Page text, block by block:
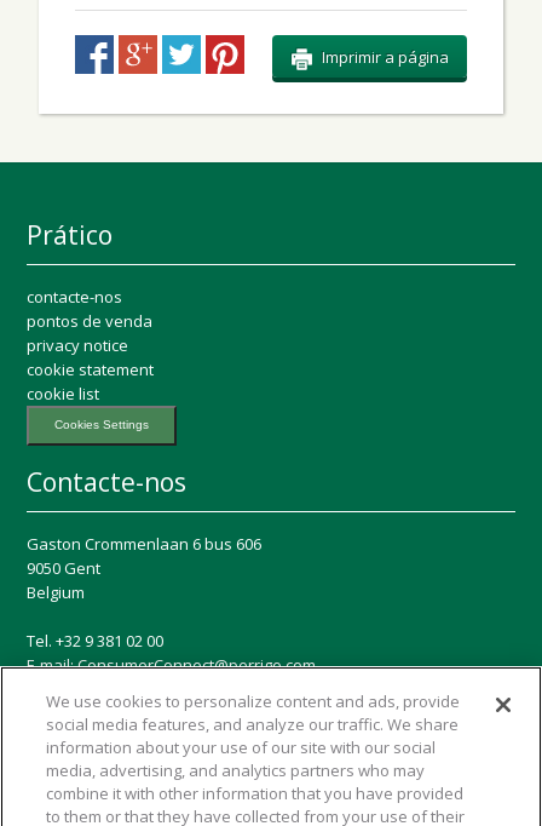
Imprimir a página
Prático
contacte-nos
pontos de venda
privacy notice
cookie statement
cookie list
Cookies Settings
Contacte-nos
Gaston Crommenlaan 6 bus 606
9050 Gent
Belgium
Tel. +32 9 381 02 00
E-mail:ConsumerConnect@perrigo.com
Meios de comunicação social
We use cookies to personalize content and ads, provide
social media features, and analyze our traffic. We share
information about your use of our site with our social
media, advertising, and analytics partners who may
combine it with other information that you have provided
to them or that they have collected from your use of their